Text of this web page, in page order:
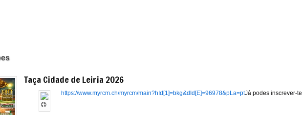
Taça Cidade de Leiria 2026
Já podes inscrever-te
https://www.myrcm.ch/myrcm/main?hId[1]=bkg&dId[E]=96978&pLa=pt